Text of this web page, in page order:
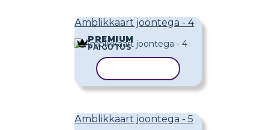
Ämblikkaart joontega - 4
PREMIUM
PAIGUTUS
Ämblikkaart joontega - 5